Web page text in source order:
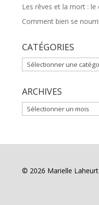
Les rêves et la mort : le
Comment bien se
CATÉGORIES
CATÉGORIES
ARCHIVES
ARCHIVES
© 2026 Marielle